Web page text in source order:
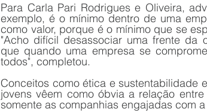
Para Carla Pari Rodrigues e Oliveira,
exemplo, é o mínimo dentro de uma
como valor, porque é o mínimo que se
"Acho difícil desassociar uma frente da
que quando uma empresa se
todos", completou.
Conceitos como ética e sustentabilidade
jovens vêem como óbvia a relação
somente as companhias engajadas com